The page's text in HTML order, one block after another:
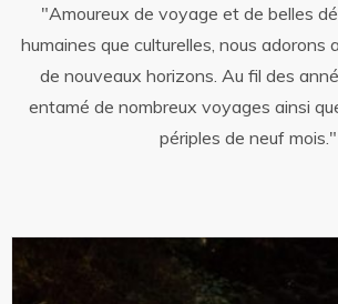
"Amoureux de voyage et de belles
humaines que culturelles, nous adorons
de nouveaux horizons. Au fil des
entamé de nombreux voyages ainsi
périples de neuf mois."